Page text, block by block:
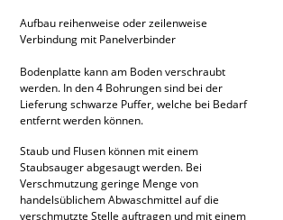
Aufbau reihenweise oder zeilenweise
Verbindung mit Panelverbinder
Bodenplatte kann am Boden verschraubt
werden. In den 4 Bohrungen sind bei der
Lieferung schwarze Puffer, welche bei Bedarf
entfernt werden können.
Staub und Flusen können mit einem
Staubsauger abgesaugt werden. Bei
Verschmutzung geringe Menge von
handelsüblichem Abwaschmittel auf die
verschmutzte Stelle auftragen und mit einem